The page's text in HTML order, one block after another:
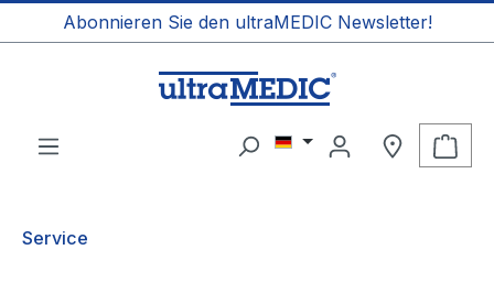
springen
Abonnieren Sie den ultraMEDIC Newsletter!
Service